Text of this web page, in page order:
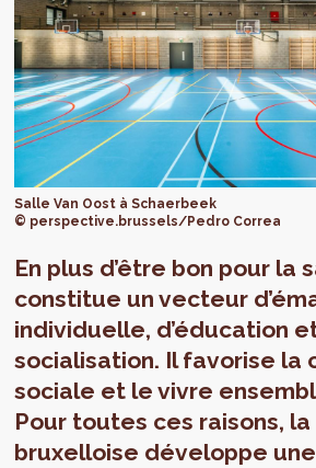
Salle Van Oost à Schaerbeek
© perspective.brussels/Pedro Correa
En plus d’être bon pour la
constitue un vecteur
individuelle, d’éducation
socialisation. Il favorise la
sociale et le vivre
Pour toutes ces raisons, la
bruxelloise développe